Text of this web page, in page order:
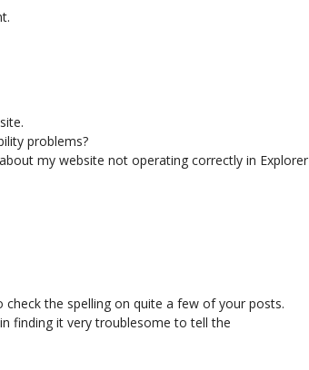
problems?
my website not operating correctly in Explorer
the spelling on quite a few of your posts.
finding it very troublesome to tell the